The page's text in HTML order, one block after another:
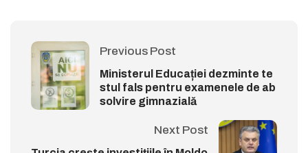
Previous Post
Ministerul Educației dezminte te
stul fals pentru examenele de ab
solvire gimnazială
Next Post